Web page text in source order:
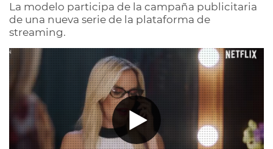
La modelo participa de la campaña publicitaria
de una nueva serie de la plataforma de
streaming.